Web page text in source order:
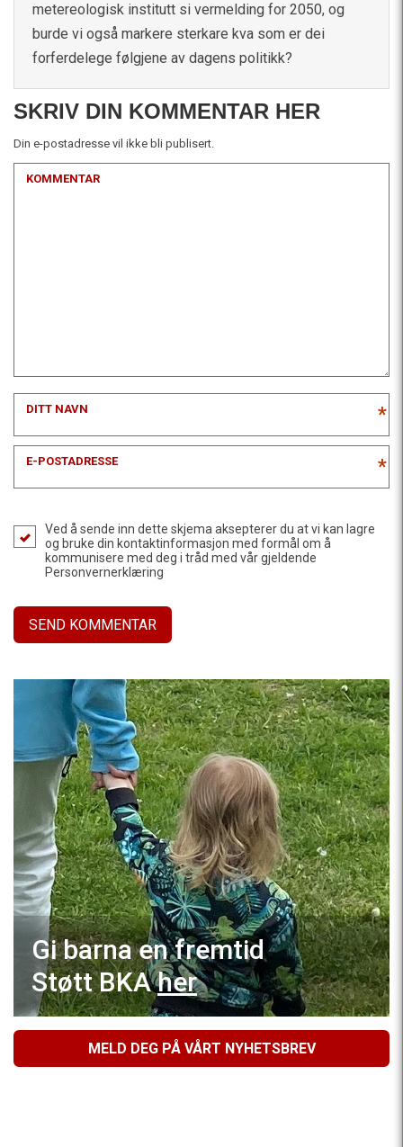
metereologisk institutt si vermelding for 2050, og
burde vi også markere sterkare kva som er dei
forferdelege følgjene av dagens politikk?
SKRIV DIN KOMMENTAR HER
Din e-postadresse vil ikke bli publisert.
KOMMENTAR
DITT NAVN *
E-POSTADRESSE *
Ved å sende inn dette skjema aksepterer du at vi kan lagre
og bruke din kontaktinformasjon med formål om å
kommunisere med deg i tråd med vår gjeldende
Personvernerklæring
Gi barna en fremtid
Støtt BKAher
MELD DEG PÅ VÅRT NYHETSBREV